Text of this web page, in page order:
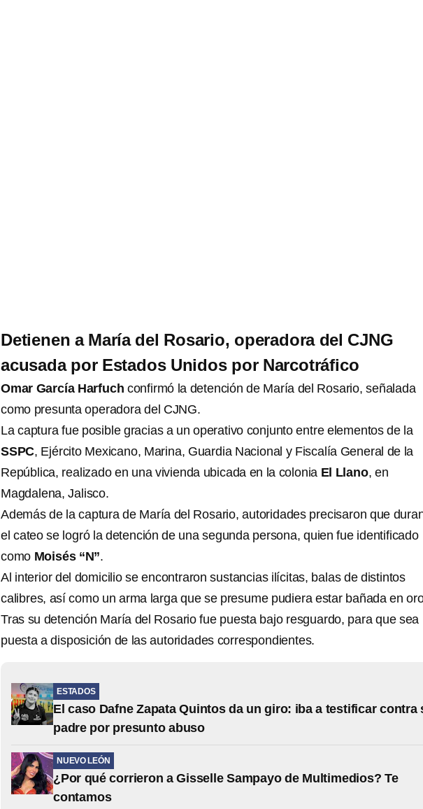
Detienen a María del Rosario, operadora del CJNG
acusada por Estados Unidos por Narcotráfico
Omar García Harfuch confirmó la detención de María del Rosario, señalada
como presunta operadora del CJNG.
La captura fue posible gracias a un operativo conjunto entre elementos de la
SSPC, Ejército Mexicano, Marina, Guardia Nacional y Fiscalía General de la
República, realizado en una vivienda ubicada en la colonia El Llano, en
Magdalena, Jalisco.
Además de la captura de María del Rosario, autoridades precisaron que
el cateo se logró la detención de una segunda persona, quien fue identificado
como Moisés “N”.
Al interior del domicilio se encontraron sustancias ilícitas, balas de distintos
calibres, así como un arma larga que se presume pudiera estar bañada en
Tras su detención María del Rosario fue puesta bajo resguardo, para que sea
puesta a disposición de las autoridades correspondientes.
ESTADOS
El caso Dafne Zapata Quintos da un giro: iba a testificar contra
padre por presunto abuso
NUEVO LEÓN
¿Por qué corrieron a Gisselle Sampayo de Multimedios? Te
contamos